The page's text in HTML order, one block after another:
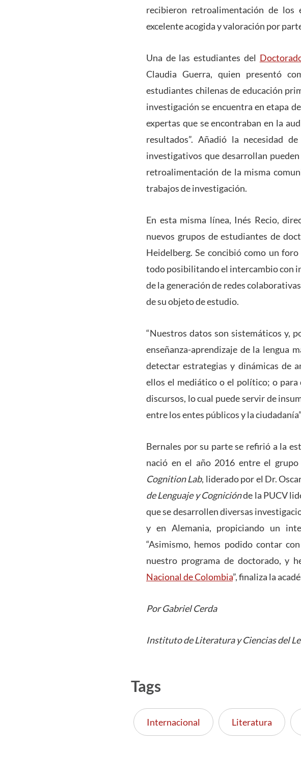
recibieron retroalimentación de los
excelente acogida y valoración por
Una de las estudiantes del
Claudia Guerra, quien presentó
estudiantes chilenas de educación
investigación se encuentra en etapa
expertas que se encontraban en la
resultados”. Añadió la necesidad
investigativos que desarrollan
retroalimentación de la misma
trabajos de investigación.
En esta misma línea, Inés Recio,
nuevos grupos de estudiantes de
Heidelberg. Se concibió como un
todo posibilitando el intercambio con
de la generación de redes
de su objeto de estudio.
“Nuestros datos son sistemáticos y,
enseñanza-aprendizaje de la lengua
detectar estrategias y dinámicas de
ellos el mediático o el político; o
discursos, lo cual puede servir de
entre los entes públicos y la
Bernales por su parte se refirió a la
nació en el año 2016 entre el grupo
Cognition Lab, liderado por el Dr.
de Lenguaje y Cogniciónde la PUCV
que se desarrollen diversas
y en Alemania, propiciando un
“Asimismo, hemos podido contar
nuestro programa de doctorado, y
Nacional de Colombia”, finaliza la
Por Gabriel Cerda
Instituto de Literatura y Ciencias del
Tags
Internacional Literatura